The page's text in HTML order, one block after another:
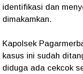
identifikasi dan
dimakamkan.
Kapolsek
kasus ini sudah
diduga ada cekcok